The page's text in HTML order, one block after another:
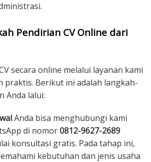
Pendirian CV Online dari
secara online melalui layanan kami
praktis. Berikut ini adalah langkah-
Anda lalui:
Anda bisa menghubungi kami
di nomor0812-9627-2689
konsultasi gratis. Pada tahap ini,
kebutuhan dan jenis usaha